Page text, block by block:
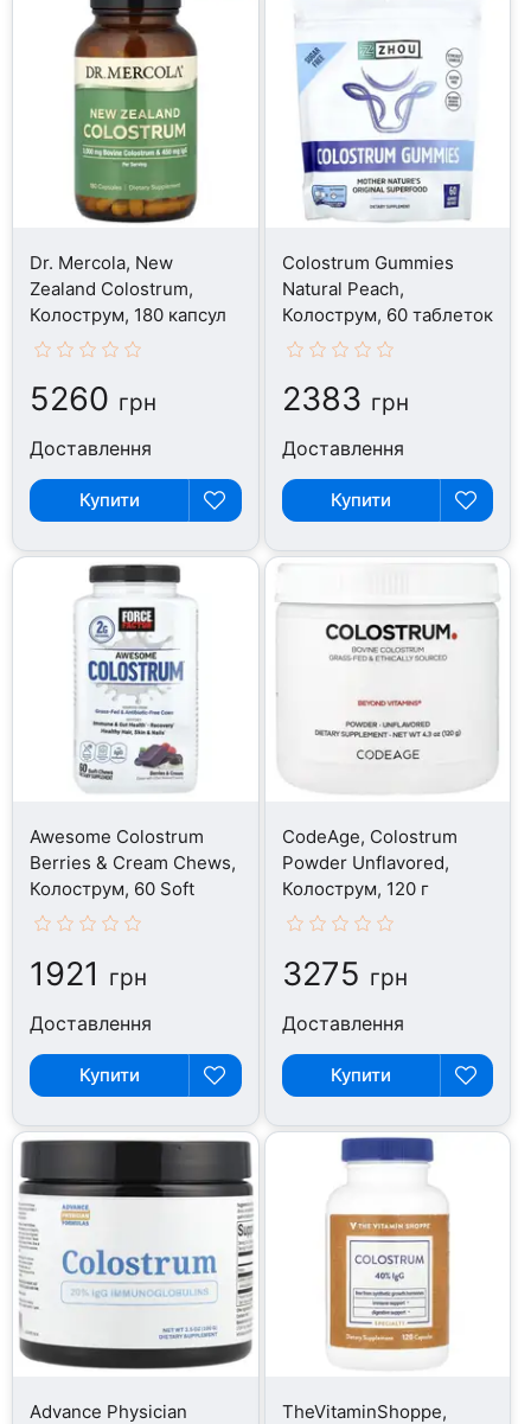
Dr. Mercola, New
Zealand Colostrum,
Колострум, 180 капсул
5260 грн
Доставлення
Купити
Colostrum Gummies
Natural Peach,
Колострум, 60 таблеток
2383 грн
Доставлення
Купити
Awesome Colostrum
Berries & Cream Chews,
Колострум, 60 Soft
1921 грн
Доставлення
Купити
CodeAge, Colostrum
Powder Unflavored,
Колострум, 120 г
3275 грн
Доставлення
Купити
Advance Physician TheVitaminShoppe,